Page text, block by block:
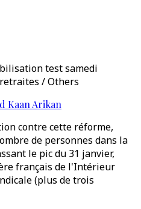
test samedi
/ Others
Kaan Arikan
contre cette réforme,
de personnes dans la
le pic du 31 janvier,
français de l'Intérieur
(plus de trois